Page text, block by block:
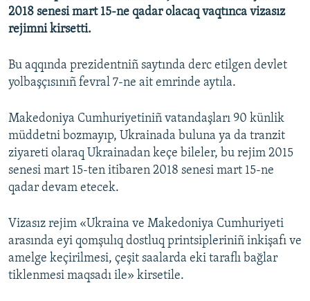
VİDEO
BLOGLAR
FİKİR
Русский
Українською
QOŞULIÑIZ!
RFE/RS bütün saytları
2018 senesi mart 15-ne qadar olacaq vaqtınca vizasız
rejimni kirsetti.
Bu aqqında prezidentniñ saytında derc etilgen devlet
yolbaşçısınıñ fevral 7-ne ait emrinde aytıla.
Makedoniya Cumhuriyetiniñ vatandaşları 90 künlik
müddetni bozmayıp, Ukrainada buluna ya da tranzit
ziyareti olaraq Ukrainadan keçe bileler, bu rejim 2015
senesi mart 15-ten itibaren 2018 senesi mart 15-ne
qadar devam etecek.
Vizasız rejim «Ukraina ve Makedoniya Cumhuriyeti
arasında eyi qomşulıq dostluq printsipleriniñ inkişafı ve
amelge keçirilmesi, çeşit saalarda eki taraflı bağlar
tiklenmesi maqsadı ile» kirsetile.